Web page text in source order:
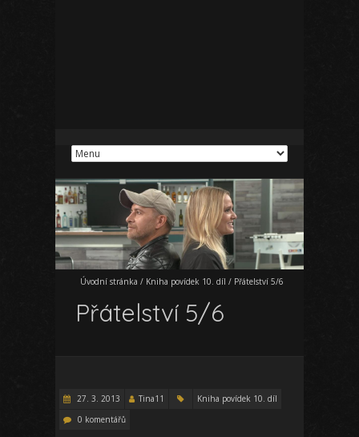
Úvodní stránka / Kniha povídek 10. díl / Přátelství 5/6
Přátelství 5/6
27. 3. 2013 Tina11
Kniha povídek 10. díl
0 komentářů